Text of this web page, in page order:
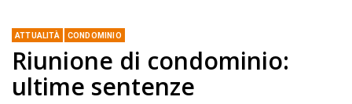
ATTUALITÀ CONDOMINIO
Riunione di condominio:
ultime sentenze